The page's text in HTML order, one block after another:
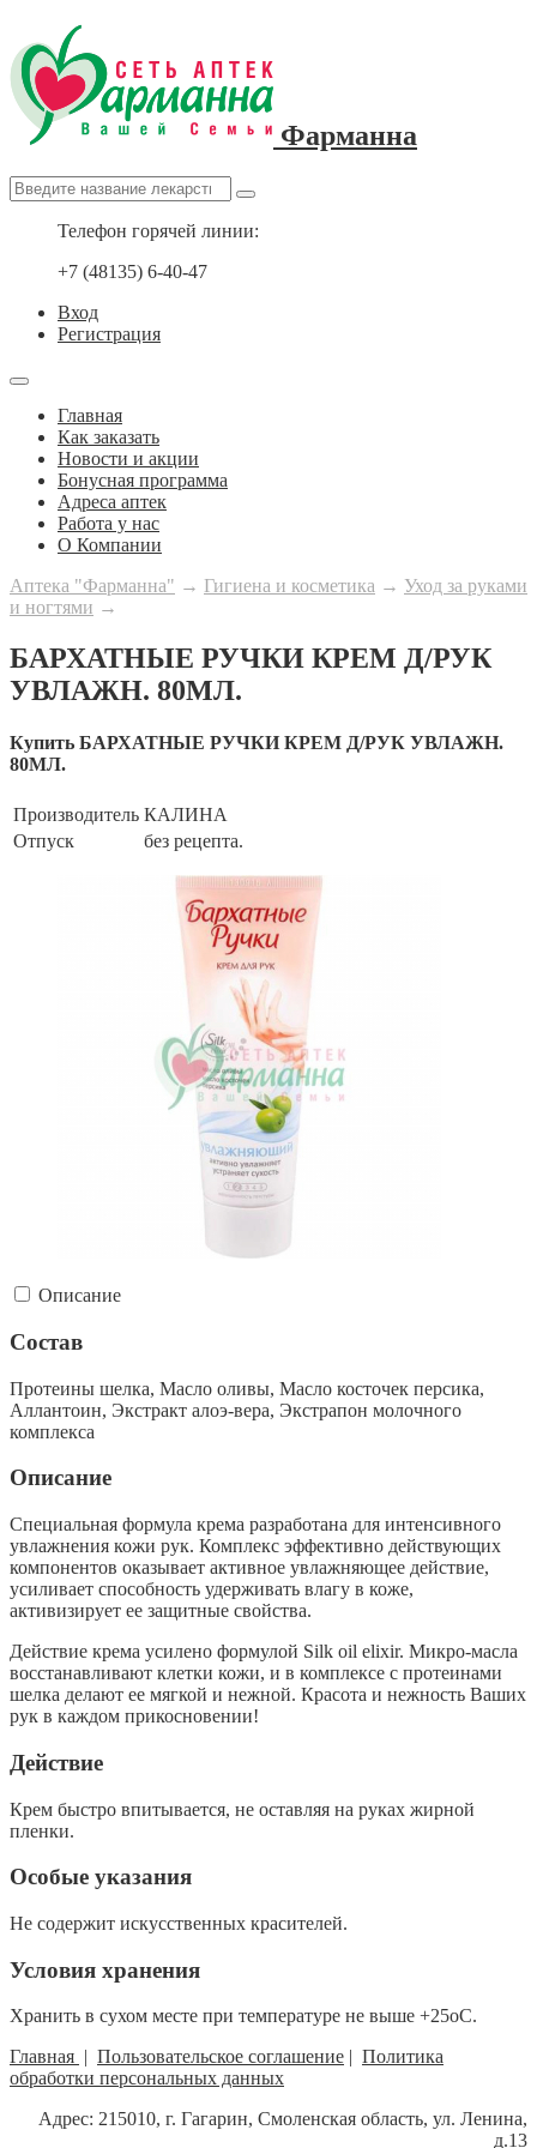
Фарманна
Телефон горячей линии:
+7 (48135) 6-40-47
Вход
Регистрация
Главная
Как заказать
Новости и акции
Бонусная программа
Адреса аптек
Работа у нас
О Компании
Аптека "Фарманна" → Гигиена и косметика → Уход за руками
и ногтями →
БАРХАТНЫЕ РУЧКИ КРЕМ Д/РУК
УВЛАЖН. 80МЛ.
Купить БАРХАТНЫЕ РУЧКИ КРЕМ Д/РУК УВЛАЖН.
80МЛ.
Производитель КАЛИНА
Отпуск
без рецепта.
Описание
Состав
Протеины шелка, Масло оливы, Масло косточек персика,
Аллантоин, Экстракт алоэ-вера, Экстрапон молочного
комплекса
Описание
Специальная формула крема разработана для интенсивного
увлажнения кожи рук. Комплекс эффективно действующих
компонентов оказывает активное увлажняющее действие,
усиливает способность удерживать влагу в коже,
активизирует ее защитные свойства.
Действие крема усилено формулой Silk oil elixir. Микро-масла
восстанавливают клетки кожи, и в комплексе с протеинами
шелка делают ее мягкой и нежной. Красота и нежность Ваших
рук в каждом прикосновении!
Действие
Крем быстро впитывается, не оставляя на руках жирной
пленки.
Особые указания
Не содержит искусственных красителей.
Условия хранения
Хранить в сухом месте при температуре не выше +25оС.
Главная | Пользовательское соглашение | Политика
обработки персональных данных
Адрес: 215010, г. Гагарин, Смоленская область, ул. Ленина,
д.13